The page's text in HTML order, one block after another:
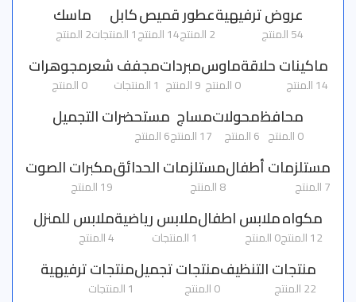
عروض ترفيهية
54 المنتج
عطور
2 المنتج
قميص
14 المنتج
كابل
1 المنتجات
ماسك
2 المنتج
ماكينات حلاقة
14 المنتج
ماوس
0 المنتج
مبردات
9 المنتج
مجفف شعر
1 المنتجات
مجوهرات
0 المنتج
محافظ
0 المنتج
محولات
6 المنتج
مساج
17 المنتج
مستحضرات التجميل
6 المنتج
مستلزمات أطفال
7 المنتج
مستلزمات الحدائق
8 المنتج
مكبرات الصوت
19 المنتج
مكواه
12 المنتج
ملابس اطفال
0 المنتج
ملابس رياضية
1 المنتجات
ملابس للمنزل
4 المنتج
منتجات التنظيف
22 المنتج
منتجات تجميل
0 المنتج
منتجات ترفيهية
1 المنتجات